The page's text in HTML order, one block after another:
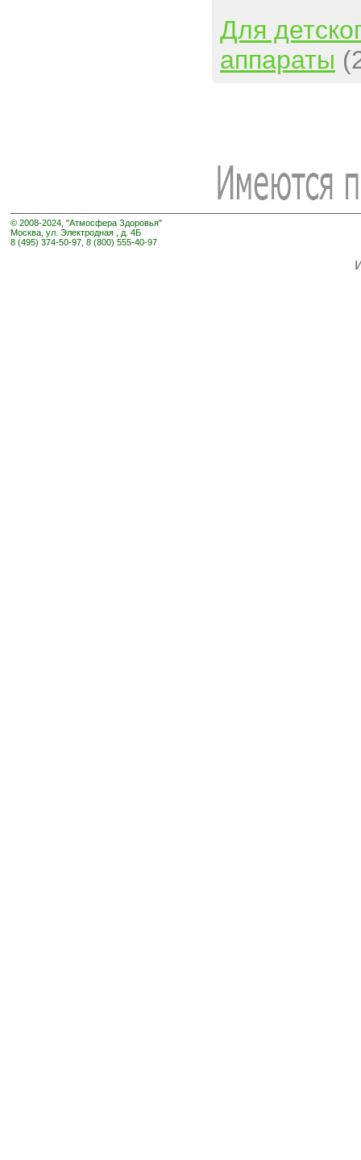
Для
аппараты
© 2008-2024, "Атмосфера Здоровья"
Москва, ул. Электродная , д. 4Б
8 (495) 374-50-97, 8 (800) 555-40-97